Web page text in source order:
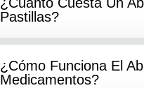
Pastillas?
¿Cómo Funciona El
Medicamentos?